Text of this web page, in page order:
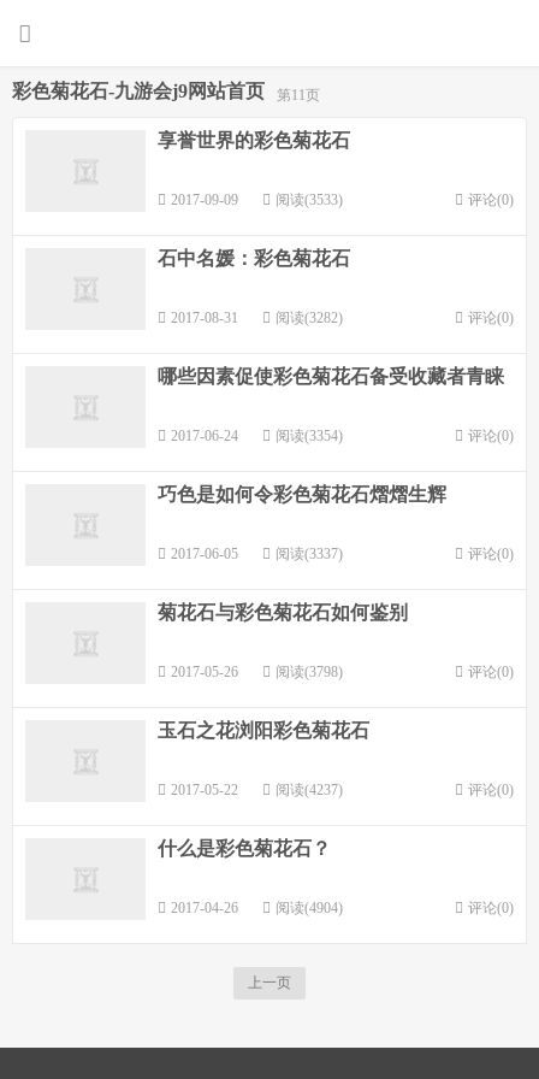
彩色菊花石-九游会j9网站首页 第11页
享誉世界的彩色菊花石
2017-09-09 阅读(3533) 评论(0)
石中名媛：彩色菊花石
2017-08-31 阅读(3282) 评论(0)
哪些因素促使彩色菊花石备受收藏者青睐
2017-06-24 阅读(3354) 评论(0)
巧色是如何令彩色菊花石熠熠生辉
2017-06-05 阅读(3337) 评论(0)
菊花石与彩色菊花石如何鉴别
2017-05-26 阅读(3798) 评论(0)
玉石之花浏阳彩色菊花石
2017-05-22 阅读(4237) 评论(0)
什么是彩色菊花石？
2017-04-26 阅读(4904) 评论(0)
上一页